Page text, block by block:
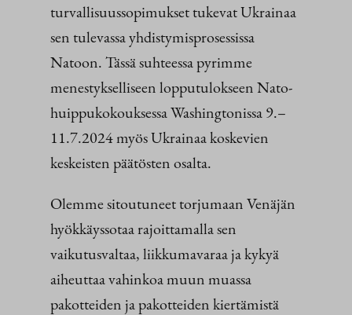
turvallisuussopimukset tukevat Ukrainaa
sen tulevassa yhdistymisprosessissa
Natoon. Tässä suhteessa pyrimme
menestykselliseen lopputulokseen Nato-
huippukokouksessa Washingtonissa 9.–
11.7.2024 myös Ukrainaa koskevien
keskeisten päätösten osalta.
Olemme sitoutuneet torjumaan Venäjän
hyökkäyssotaa rajoittamalla sen
vaikutusvaltaa, liikkumavaraa ja kykyä
aiheuttaa vahinkoa muun muassa
pakotteiden ja pakotteiden kiertämistä